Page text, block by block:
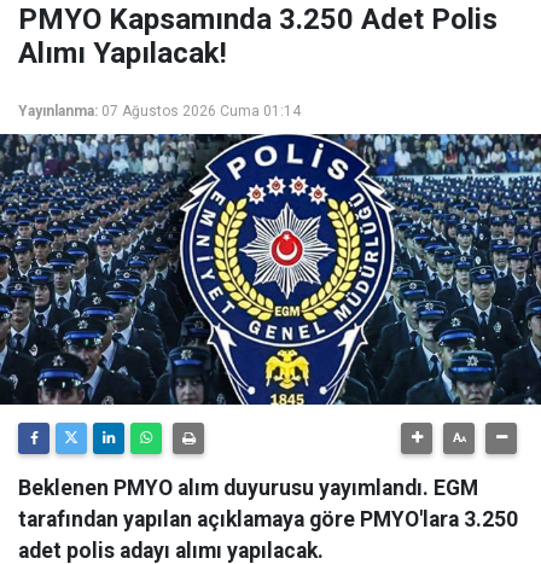
PMYO Kapsamında 3.250 Adet Polis
Alımı Yapılacak!
Yayınlanma: 07 Ağustos 2026 Cuma 01:14
Beklenen PMYO alım duyurusu yayımlandı. EGM
tarafından yapılan açıklamaya göre PMYO'lara 3.250
adet polis adayı alımı yapılacak.